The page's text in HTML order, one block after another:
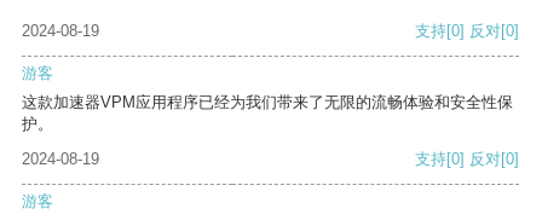
2024-08-19 支持[0] 反对[0]
游客
这款加速器VPM应用程序已经为我们带来了无限的流畅体验和安全性保
护。
2024-08-19
支持[0] 反对[0]
游客